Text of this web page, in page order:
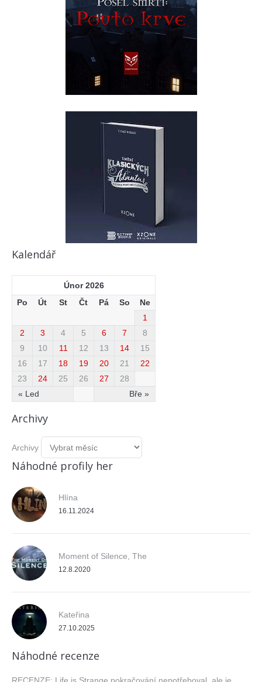
Kalendář
Únor 2026
Po
Út St Čt Pá So Ne
« Led Bře »
1
2
3 4 5 6 7
8
9
10 11 12 13 14
15
16
17 18 19 20 21
22
23
24 25 26 27 28
Archivy
Archivy
Náhodné profily her
Hlína
16.11.2024
Moment of Silence, The
12.8.2020
Kateřina
27.10.2025
Náhodné recenze